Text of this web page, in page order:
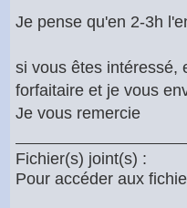
Je pense qu'en 2-3h
si vous êtes intéressé,
forfaitaire et je vous
Je vous remercie
Fichier(s) joint(s) :
Pour accéder aux